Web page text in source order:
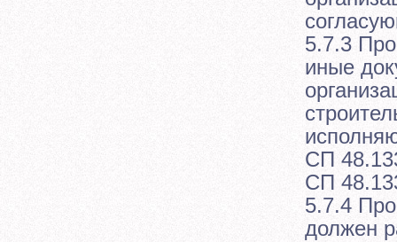
5.7.3
иные
СП
СП
5.7.4
должен